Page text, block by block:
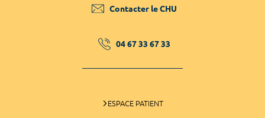
Contacter le CHU
04 67 33 67 33
ESPACE PATIENT